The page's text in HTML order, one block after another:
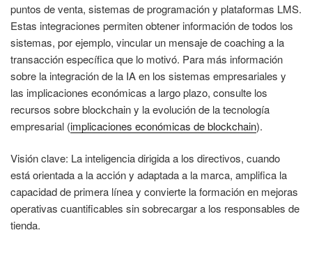
puntos de venta, sistemas de programación y plataformas LMS.
Estas integraciones permiten obtener información de todos los
sistemas, por ejemplo, vincular un mensaje de coaching a la
transacción específica que lo motivó. Para más información
sobre la integración de la IA en los sistemas empresariales y
las implicaciones económicas a largo plazo, consulte los
recursos sobre blockchain y la evolución de la tecnología
empresarial (implicaciones económicas de blockchain).
Visión clave: La inteligencia dirigida a los directivos, cuando
está orientada a la acción y adaptada a la marca, amplifica la
capacidad de primera línea y convierte la formación en mejoras
operativas cuantificables sin sobrecargar a los responsables de
tienda.